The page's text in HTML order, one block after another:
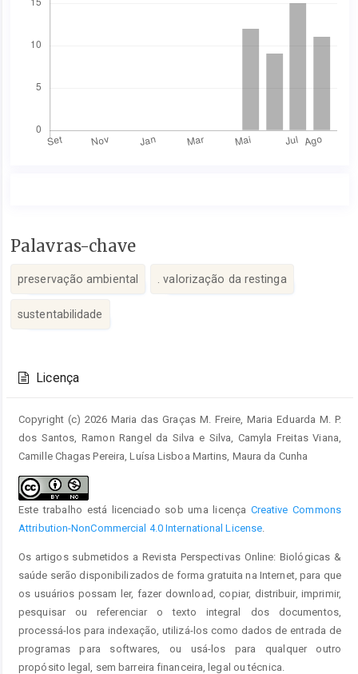
Conteúdo
artigo
Palavras-chave
preservação ambiental . valorização da restinga
sustentabilidade
do
artigo
Licença
Copyright (c) 2026 Maria das Graças M. Freire, Maria Eduarda M. P.
dos Santos, Ramon Rangel da Silva e Silva, Camyla Freitas Viana,
Camille Chagas Pereira, Luísa Lisboa Martins, Maura da Cunha
Este trabalho está licenciado sob uma licença Creative Commons
Attribution-NonCommercial 4.0 International License
Os artigos submetidos a Revista Perspectivas Online: Biológicas &
saúde serão disponibilizados de forma gratuita na Internet, para que
os usuários possam ler, fazer download, copiar, distribuir, imprimir,
pesquisar ou referenciar o texto integral dos documentos,
processá-los para indexação, utilizá-los como dados de entrada de
programas para softwares, ou usá-los para qualquer outro
propósito legal, sem barreira financeira, legal ou técnica.